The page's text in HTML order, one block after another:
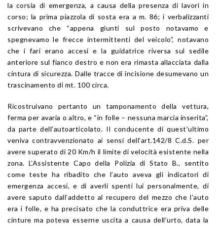
la corsia di emergenza, a causa della presenza di lavori in
corso; la prima piazzola di sosta era a m. 86; i verbalizzanti
scrivevano che “appena giunti sul posto notavamo e
spegnevamo le frecce intermittenti del veicolo”, notavano
che i fari erano accesi e la guidatrice riversa sul sedile
anteriore sul fianco destro e non era rimasta allacciata dalla
cintura di sicurezza. Dalle tracce di incisione desumevano un
trascinamento di mt. 100 circa.
Ricostruivano pertanto un tamponamento della vettura,
ferma per avaria o altro, e “in folle – nessuna marcia inserita”,
da parte dell’autoarticolato. Il conducente di quest’ultimo
veniva contravvenzionato ai sensi dell’art.142/8 C.d.S. per
avere superato di 20 Km/h il limite di velocità esistente nella
zona. L’Assistente Capo della Polizia di Stato B., sentito
come teste ha ribadito che l’auto aveva gli indicatori di
emergenza accesi, e di averli spenti lui personalmente, di
avere saputo dall’addetto al recupero del mezzo che l’auto
era i folle, e ha precisato che la conduttrice era priva delle
cinture ma poteva esserne uscita a causa dell’urto, data la